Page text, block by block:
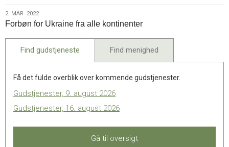
og
workshop
2022
2.
mar.
2022
2. MAR. 2022
Forbøn for Ukraine fra alle kontinenter
Find gudstjeneste Find menighed
Få det fulde overblik over kommende gudstjenester.
Gudstjenester, 9. august 2026
Gudstjenester, 16. august 2026
Gå til oversigt